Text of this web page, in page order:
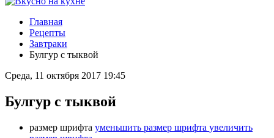
Главная
Рецепты
Завтраки
Булгур с тыквой
Среда, 11 октября 2017 19:45
Булгур с тыквой
размер шрифта уменьшить размер шрифта увеличить